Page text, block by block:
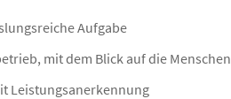
Aufgabe
mit dem Blick auf die Menschen
Leistungsanerkennung